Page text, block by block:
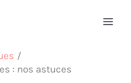
: nos astuces